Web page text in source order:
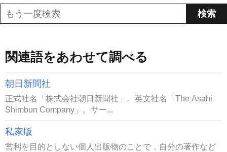
関連語をあわせて調べる
朝日新聞社
正式社名「株式会社朝日新聞社」。英文社名「The Asahi
Shimbun Company」。サー...
私家版
営利を目的としない個人出版物のことで，自分の著作など